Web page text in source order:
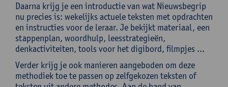
Daarna krijg je een introductie van wat Nieuwsbegrip
nu precies is: wekelijks actuele teksten met opdrachten
en instructies voor de leraar. Je bekijkt materiaal, een
stappenplan, woordhulp, leesstrategieën,
denkactiviteiten, tools voor het digibord, filmpjes ...
Verder krijg je ook manieren aangeboden om deze
methodiek toe te passen op zelfgekozen teksten of